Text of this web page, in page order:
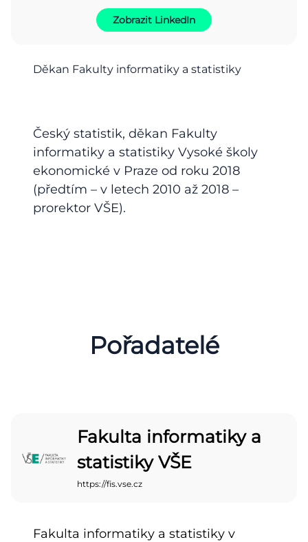
Zobrazit LinkedIn
Děkan Fakulty informatiky a statistiky
Český statistik, děkan Fakulty
informatiky a statistiky Vysoké školy
ekonomické v Praze od roku 2018
(předtím – v letech 2010 až 2018 –
prorektor VŠE).
Pořadatelé
Fakulta informatiky a
statistiky VŠE
https://fis.vse.cz
Fakulta informatiky a statistiky v